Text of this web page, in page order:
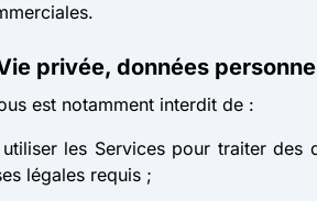
privée, données
est notamment interdit de :
les Services pour traiter des
légales requis ;